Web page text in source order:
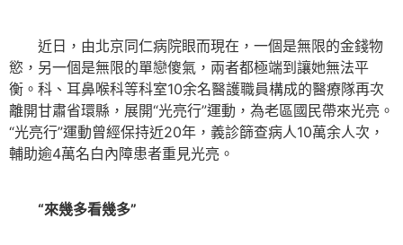
近日，由北京同仁病院眼而現在，一個是無限的金錢物
慾，另一個是無限的單戀傻氣，兩者都極端到讓她無法平
衡。科、耳鼻喉科等科室10余名醫護職員構成的醫療隊再次
離開甘肅省環縣，展開“光亮行”運動，為老區國民帶來光亮。
“光亮行”運動曾經保持近20年，義診篩查病人10萬余人次，
輔助逾4萬名白內障患者重見光亮。
“來幾多看幾多”